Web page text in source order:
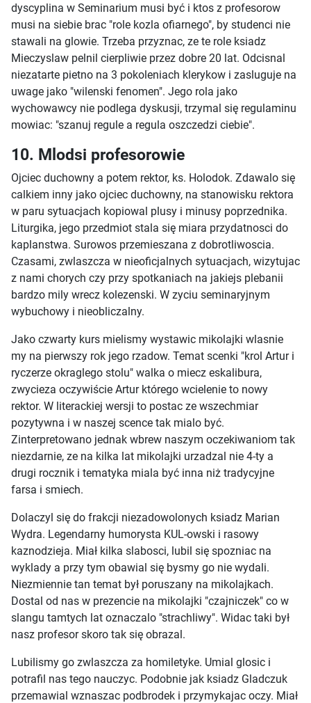
dyscyplina w Seminarium musi być i ktos z profesorow
musi na siebie brac "role kozla ofiarnego", by studenci nie
stawali na glowie. Trzeba przyznac, ze te role ksiadz
Mieczyslaw pelnil cierpliwie przez dobre 20 lat. Odcisnal
niezatarte pietno na 3 pokoleniach klerykow i zasluguje na
uwage jako "wilenski fenomen". Jego rola jako
wychowawcy nie podlega dyskusji, trzymal się regulaminu
mowiac: "szanuj regule a regula oszczedzi ciebie".
10. Mlodsi profesorowie
Ojciec duchowny a potem rektor, ks. Holodok. Zdawalo się
calkiem inny jako ojciec duchowny, na stanowisku rektora
w paru sytuacjach kopiowal plusy i minusy poprzednika.
Liturgika, jego przedmiot stala się miara przydatnosci do
kaplanstwa. Surowos przemieszana z dobrotliwoscia.
Czasami, zwlaszcza w nieoficjalnych sytuacjach, wizytujac
z nami chorych czy przy spotkaniach na jakiejs plebanii
bardzo mily wrecz kolezenski. W zyciu seminaryjnym
wybuchowy i nieobliczalny.
Jako czwarty kurs mielismy wystawic mikolajki wlasnie
my na pierwszy rok jego rzadow. Temat scenki "krol Artur i
ryczerze okraglego stolu" walka o miecz eskalibura,
zwycieza oczywiście Artur którego wcielenie to nowy
rektor. W literackiej wersji to postac ze wszechmiar
pozytywna i w naszej scence tak mialo być.
Zinterpretowano jednak wbrew naszym oczekiwaniom tak
niezdarnie, ze na kilka lat mikolajki urzadzal nie 4-ty a
drugi rocznik i tematyka miala być inna niż tradycyjne
farsa i smiech.
Dolaczyl się do frakcji niezadowolonych ksiadz Marian
Wydra. Legendarny humorysta KUL-owski i rasowy
kaznodzieja. Miał kilka slabosci, lubil się spozniac na
wyklady a przy tym obawial się bysmy go nie wydali.
Niezmiennie tan temat był poruszany na mikolajkach.
Dostal od nas w prezencie na mikolajki "czajniczek" co w
slangu tamtych lat oznaczalo "strachliwy". Widac taki był
nasz profesor skoro tak się obrazal.
Lubilismy go zwlaszcza za homiletyke. Umial glosic i
potrafil nas tego nauczyc. Podobnie jak ksiadz Gladczuk
przemawial wznaszac podbrodek i przymykajac oczy. Miał